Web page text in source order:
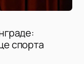
спорта